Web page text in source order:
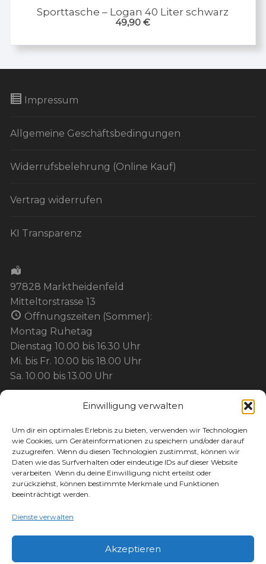
Einwilligung verwalten
Um dir ein optimales Erlebnis zu bieten, verwenden wir Technologien
wie Cookies, um Geräteinformationen zu speichern und/oder darauf
zuzugreifen. Wenn du diesen Technologien zustimmst, können wir
Daten wie das Surfverhalten oder eindeutige IDs auf dieser Website
verarbeiten. Wenn du deine Einwilligung nicht erteilst oder
zurückziehst, können bestimmte Merkmale und Funktionen
beeinträchtigt werden.
Dienste verwalten
Akzeptieren
Sporttasche – Logan 40 Liter schwarz
49,90€
Impressum
Allgemeine Geschäftsbedingungen
Widerrufsbelehrung (Online Kauf)
Vertrag widerrufen
KI Transparenz
97828 Marktheidenfeld
Mitteltorstrasse 13
Öffnungszeiten (Sommer):
Montag Ruhetag
Dienstag 10.00 bis 16.30 Uhr
Mi. bis Fr. 10.00 bis 18.00 Uhr
Sa. 10.00 bis 13.00 Uhr
Barzahlung
Kartenzahlung / EC / Kreditkarte / Mobil
Paypal
Maingutschein